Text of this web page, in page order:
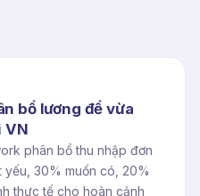
bổ lương để vừa
VN
phân bổ thu nhập đơn
yếu, 30% muốn có, 20%
thực tế cho hoàn cảnh